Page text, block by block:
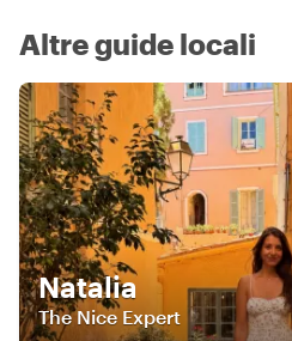
Altre guide locali
Natalia
The Nice Expert